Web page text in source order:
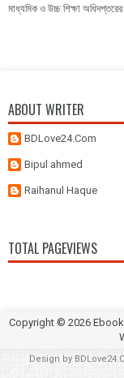
মাধ্যমিক ও উচ্চ শিক্ষা অধিদপ্তরের
ABOUT WRITER
BDLove24.Com
Bipul ahmed
Raihanul Haque
TOTAL PAGEVIEWS
Copyright © 2026
Design by